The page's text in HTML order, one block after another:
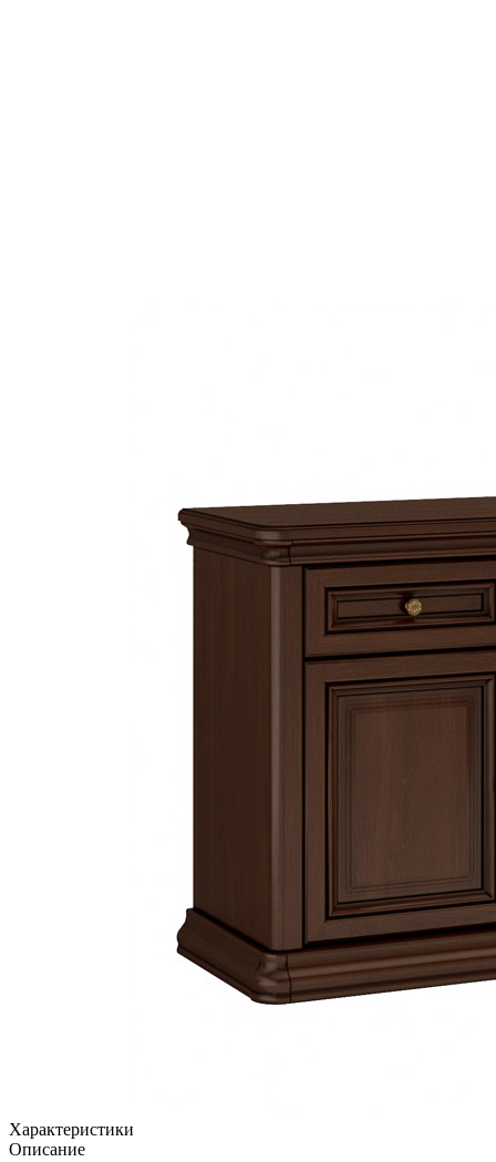
Характеристики
Описание